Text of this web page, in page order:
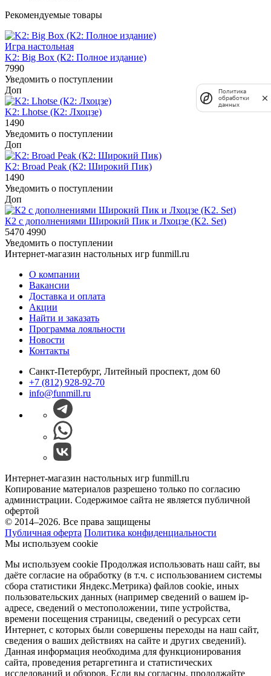
Рекомендуемые товары
Игра настольная
K2: Big Box (К2: Полное издание)
7990
Уведомить о поступлении
Доп
K2: Lhotse (К2: Лхоцзе)
1490
Уведомить о поступлении
Доп
K2: Broad Peak (К2: Широкий Пик)
1490
Уведомить о поступлении
Доп
К2 с дополнениями Широкий Пик и Лхоцзе (K2. Set)
5470 4990
Уведомить о поступлении
Интернет-магазин настольных игр funmill.ru
О компании
Вакансии
Доставка и оплата
Акции
Найти и заказать
Программа лояльности
Новости
Контакты
Санкт-Петербург, Литейный проспект, дом 60
+7 (812) 928-92-70
info@funmill.ru
Интернет-магазин настольных игр funmill.ru
Копирование материалов разрешено только по согласию
администрации. Содержимое сайта не является публичной
офертой
© 2014–2026. Все права защищены
Публичная оферта Политика конфиденциальности
Мы используем cookie
Мы используем cookie Продолжая использовать наш cайт, вы
даёте согласие на обработку (в т.ч. с использованием системы
сбора статистики Яндекс.Метрика) файлов cookie, иных
пользовательских данных (например сведений о вашем ip-
адресе, сведений о местоположении, типе устройства,
времени посещения страницы, сведений о ресурсах сети
Интернет, с которых были совершены переходы на наш сайт,
сведения о ваших действиях на сайте и других сведений).
Данная информация необходима для функционирования
сайта, проведения ретаргетинга и статистических
исследований и обзоров. Если вы согласны, продолжайте
Политика
обработки
данных